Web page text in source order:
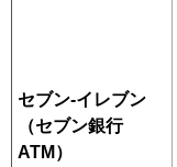
セブン-イレブン
（セブン銀行
ATM）